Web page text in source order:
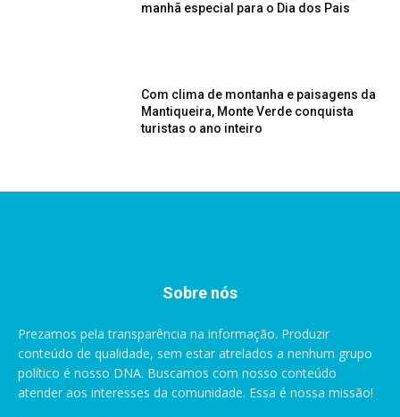
manhã especial para o Dia dos Pais
Com clima de montanha e paisagens da
Mantiqueira, Monte Verde conquista
turistas o ano inteiro
Sobre nós
Prezamos pela transparência na informação. Produzir
conteúdo de qualidade, sem estar atrelados a nenhum grupo
político é nosso DNA. Buscamos com nosso conteúdo
atender aos interesses da comunidade. Essa é nossa missão!